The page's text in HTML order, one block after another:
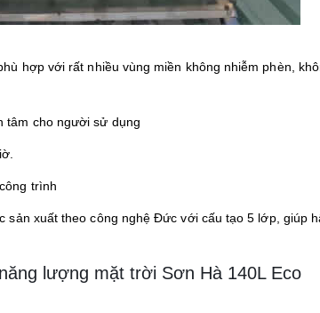
hợp với rất nhiều vùng miền không nhiễm phèn,
tâm cho người sử dụng
trình
xuất theo công nghệ Đức với cấu tạo 5 lớp, giúp
lượng mặt trời Sơn Hà 140L Eco